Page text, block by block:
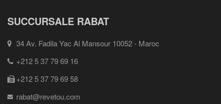
SUCCURSALE RABAT
34 Av. Fadila Yac Al Mansour 10052 - Maroc
+212 5 37 79 69 16
+212 5 37 79 69 58
rabat@revetou.com